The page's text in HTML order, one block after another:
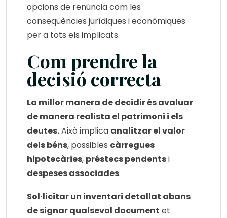
opcions de renúncia com les
conseqüències jurídiques i econòmiques
per a tots els implicats.
Com prendre la
decisió correcta
La millor manera de decidir és avaluar
de manera realista el patrimoni i els
deutes.Això implica analitzar el valor
dels béns, possibles càrregues
hipotecàries, préstecs pendentsi
despeses associades.
Sol·licitar un inventari detallat abans
de signar qualsevol document et